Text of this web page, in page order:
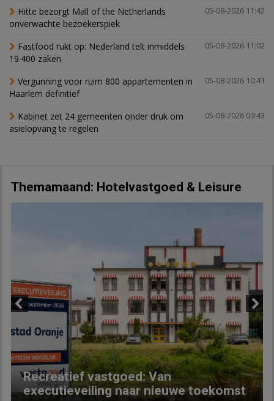
05-08-2026 11:42
Hitte bezorgt Mall of the Netherlands
onverwachte bezoekerspiek
05-08-2026 11:02
Fastfood rukt op: Nederland telt inmiddels
19.400 zaken
05-08-2026 10:41
Vergunning voor ruim 800 appartementen in
Haarlem definitief
05-08-2026 09:43
Kabinet zet 24 gemeenten onder druk om
asielopvang te regelen
Themamaand: Hotelvastgoed & Leisure
Recreatief vastgoed: Van
executieveiling naar nieuwe toekomst
Next